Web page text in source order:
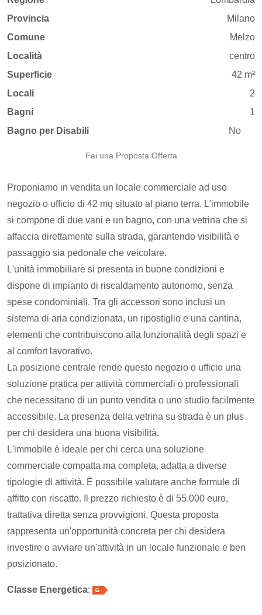
Provincia
Milano
Comune
Melzo
Località
centro
Superficie
42 m²
Locali
2
Bagni
1
Bagno per Disabili
No
Fai una Proposta Offerta
Proponiamo in vendita un locale commerciale ad uso
negozio o ufficio di 42 mq situato al piano terra. L'immobile
si compone di due vani e un bagno, con una vetrina che si
affaccia direttamente sulla strada, garantendo visibilità e
passaggio sia pedonale che veicolare.
L'unità immobiliare si presenta in buone condizioni e
dispone di impianto di riscaldamento autonomo, senza
spese condominiali. Tra gli accessori sono inclusi un
sistema di aria condizionata, un ripostiglio e una cantina,
elementi che contribuiscono alla funzionalità degli spazi e
al comfort lavorativo.
La posizione centrale rende questo negozio o ufficio una
soluzione pratica per attività commerciali o professionali
che necessitano di un punto vendita o uno studio facilmente
accessibile. La presenza della vetrina su strada è un plus
per chi desidera una buona visibilità.
L'immobile è ideale per chi cerca una soluzione
commerciale compatta ma completa, adatta a diverse
tipologie di attività. È possibile valutare anche formule di
affitto con riscatto. Il prezzo richiesto è di 55.000 euro,
trattativa diretta senza provvigioni. Questa proposta
rappresenta un'opportunità concreta per chi desidera
investire o avviare un'attività in un locale funzionale e ben
posizionato.
Classe Energetica: